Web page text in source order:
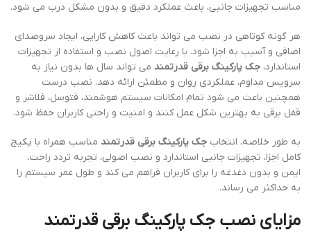
مناسب تجهیزات جانبی، باعث عملکرد دقیق و بدون مشکل درب می شود.
هر گونه کوتاهی در نصب می تواند باعث کاهش کارایی، ایجاد سروصدای
اضافی و آسیب به اجزا شود. با رعایت اصول نصب و استفاده از تجهیزات
استاندارد، جک پارکینگ برقی قدرتمند می تواند سال ها بدون نیاز به
سرویس مداوم، عملکردی روان و مطمئن ارائه دهد. نصب درست
همچنین باعث می شود تمام امکانات سیستم هوشمند، فتوسل، فلاشر و
قفل برقی به بهترین شکل عمل کنند و امنیت و راحتی کاربران حفظ شود.
به طور خلاصه، انتخاب جک پارکینگ برقی قدرتمند مناسب همراه با پکیج
کامل اجزا، تجهیزات جانبی استاندارد و نصب اصولی، تجربه تردد راحت،
ایمن و بدون دغدغه را برای کاربران فراهم می کند و طول عمر سیستم را
به حداکثر می رساند.
مزایای نصب جک پارکینگ برقی قدرتمند